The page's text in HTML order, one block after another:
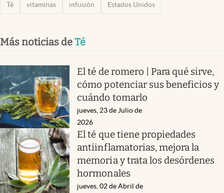
Té vitaminas infusión Estados Unidos
Más noticias deTé
El té de romero | Para qué sirve,
cómo potenciar sus beneficios y
cuándo tomarlo
jueves, 23 de Julio de
2026
El té que tiene propiedades
antiinflamatorias, mejora la
memoria y trata los desórdenes
hormonales
jueves, 02 de Abril de